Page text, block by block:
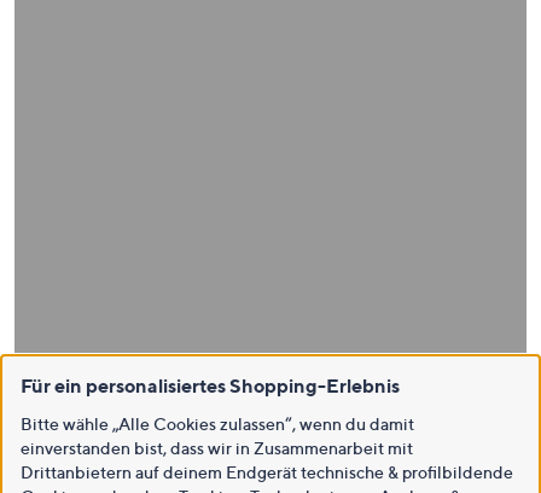
Für ein personalisiertes Shopping-Erlebnis
Bitte wähle „Alle Cookies zulassen“, wenn du damit
einverstanden bist, dass wir in Zusammenarbeit mit
Drittanbietern auf deinem Endgerät technische & profilbildende